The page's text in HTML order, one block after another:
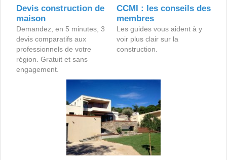
Devis construction de
maison
Demandez, en 5 minutes, 3
devis comparatifs aux
professionnels de votre
région. Gratuit et sans
engagement.
CCMI : les conseils des
membres
Les guides vous aident à y
voir plus clair sur la
construction.